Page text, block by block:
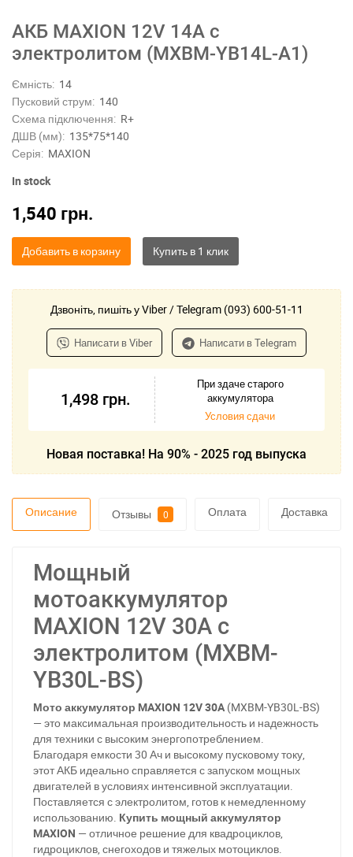
АКБ MAXION 12V 14A с
электролитом (MXBM-YB14L-A1)
Ємність: 14
Пусковий струм: 140
Схема підключення: R+
ДШВ (мм): 135*75*140
Серія: MAXION
In stock
1,540 грн.
Добавить в корзину
Дзвоніть, пишіть у Viber / Telegram (093) 600-51-11
Написати в Viber Написати в Telegram
1,498 грн.
При здаче старого
аккумулятора
Условия сдачи
Новая поставка! На 90% - 2025 год выпуска
Описание Отзывы 0 Оплата Доставка
Мощный
мотоаккумулятор
MAXION 12V 30A с
электролитом (MXBM-
YB30L-BS)
Мото аккумулятор MAXION 12V 30A(MXBM-YB30L-BS)
— это максимальная производительность и надежность
для техники с высоким энергопотреблением.
Благодаря емкости 30 Ач и высокому пусковому току,
этот АКБ идеально справляется с запуском мощных
двигателей в условиях интенсивной эксплуатации.
Поставляется с электролитом, готов к немедленному
использованию. Купить мощный аккумулятор
MAXION — отличное решение для квадроциклов,
гидроциклов, снегоходов и тяжелых мотоциклов.